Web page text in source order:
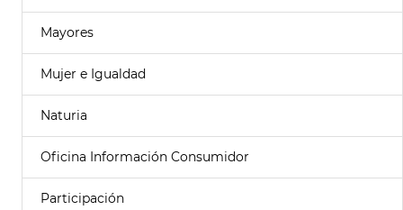
Mayores
Mujer e Igualdad
Naturia
Oficina Información Consumidor
Participación